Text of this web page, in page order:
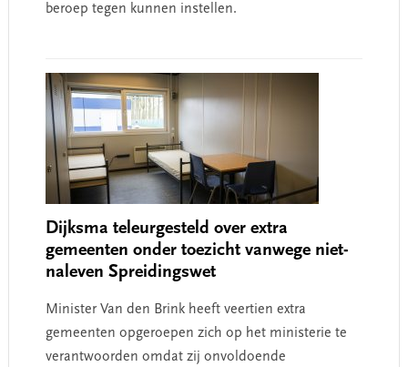
beroep tegen kunnen instellen.
Dijksma teleurgesteld over extra
gemeenten onder toezicht vanwege niet-
naleven Spreidingswet
Minister Van den Brink heeft veertien extra
gemeenten opgeroepen zich op het ministerie te
verantwoorden omdat zij onvoldoende